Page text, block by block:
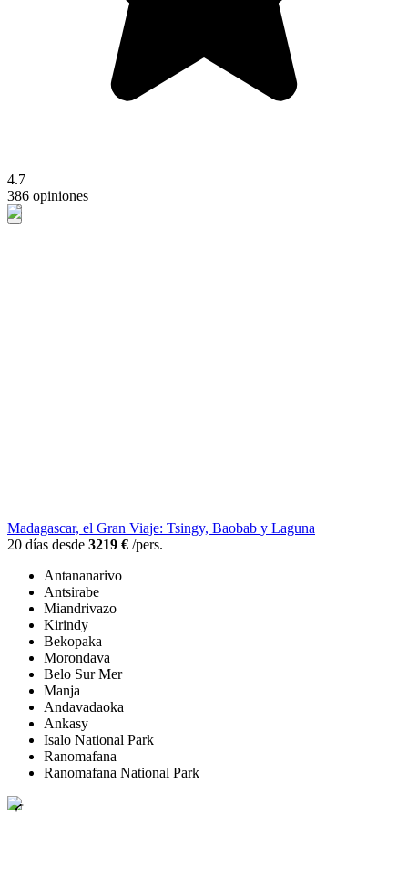
4.7
386 opiniones
Madagascar, el Gran Viaje: Tsingy, Baobab y Laguna
20 días desde 3219 € /pers.
Antananarivo
Antsirabe
Miandrivazo
Kirindy
Bekopaka
Morondava
Belo Sur Mer
Manja
Andavadaoka
Ankasy
Isalo National Park
Ranomafana
Ranomafana National Park